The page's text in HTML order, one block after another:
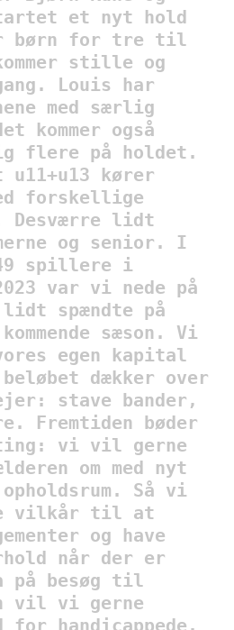
et nyt hold
børn for tre til
stille og
Louis har
med særlig
kommer også
flere på holdet.
kører
forskellige
Desværre lidt
og senior. I
spillere i
var vi nede på
spændte på
sæson. Vi
egen kapital
dækker over
stave bander,
Fremtiden bøder
ting: vi vil gerne
om med nyt
Så vi
vilkår til at
og have
når der er
på besøg til
vil vi gerne
handicappede.